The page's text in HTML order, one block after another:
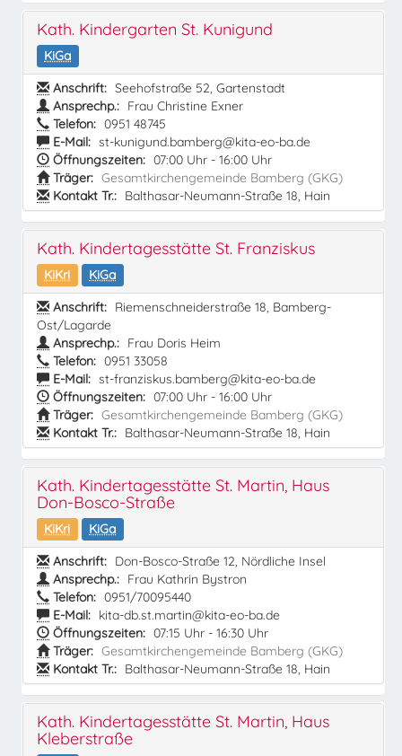
Kath. Kindergarten St. Kunigund
KiGa
Anschrift: Seehofstraße 52, Gartenstadt
Ansprechp.: Frau Christine Exner
Telefon: 0951 48745
E-Mail: st-kunigund.bamberg@kita-eo-ba.de
Öffnungszeiten: 07:00 Uhr - 16:00 Uhr
Träger: Gesamtkirchengemeinde Bamberg (GKG)
Kontakt Tr.: Balthasar-Neumann-Straße 18, Hain
Kath. Kindertagesstätte St. Franziskus
KiKri
KiGa
Anschrift: Riemenschneiderstraße 18, Bamberg-
Ost/Lagarde
Ansprechp.: Frau Doris Heim
Telefon: 0951 33058
E-Mail: st-franziskus.bamberg@kita-eo-ba.de
Öffnungszeiten: 07:00 Uhr - 16:00 Uhr
Träger: Gesamtkirchengemeinde Bamberg (GKG)
Kontakt Tr.: Balthasar-Neumann-Straße 18, Hain
Kath. Kindertagesstätte St. Martin, Haus
Don-Bosco-Straße
KiKri
KiGa
Anschrift: Don-Bosco-Straße 12, Nördliche Insel
Ansprechp.: Frau Kathrin Bystron
Telefon: 0951/70095440
E-Mail: kita-db.st.martin@kita-eo-ba.de
Öffnungszeiten: 07:15 Uhr - 16:30 Uhr
Träger: Gesamtkirchengemeinde Bamberg (GKG)
Kontakt Tr.: Balthasar-Neumann-Straße 18, Hain
Kath. Kindertagesstätte St. Martin, Haus
Kleberstraße